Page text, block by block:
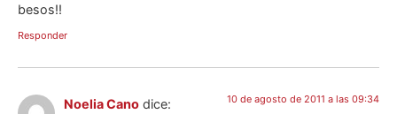
besos!!
Responder
Noelia Cano dice: 10 de agosto de 2011 a las 09:34